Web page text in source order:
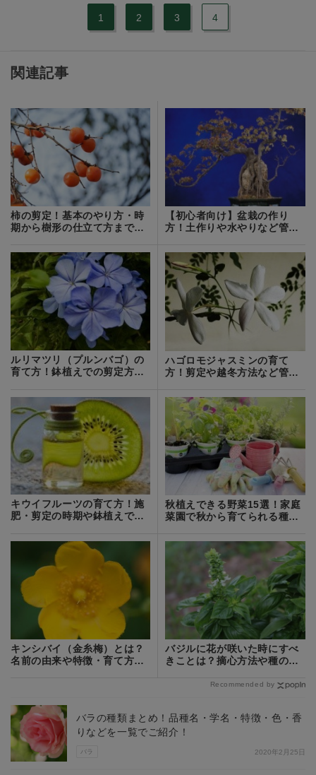
1 2 3 4
関連記事
柿の剪定！基本のやり方・時
期から樹形の仕立て方まで図
【初心者向け】盆栽の作り
方！土作りや水やりなど管理
ルリマツリ（プルンバゴ）の
育て方！鉢植えでの剪定方法
ハゴロモジャスミンの育て
方！剪定や越冬方法など管理
キウイフルーツの育て方！施
肥・剪定の時期や鉢植えでの
秋植えできる野菜15選！家庭
菜園で秋から育てられる種
キンシバイ（金糸梅）とは？
名前の由来や特徴・育て方を
バジルに花が咲いた時にすべ
きことは？摘心方法や種の取
Recommended by
バラ
バラの種類まとめ！品種名・学名・特徴・色・香
りなどを一覧でご紹介！
2020年2月25日